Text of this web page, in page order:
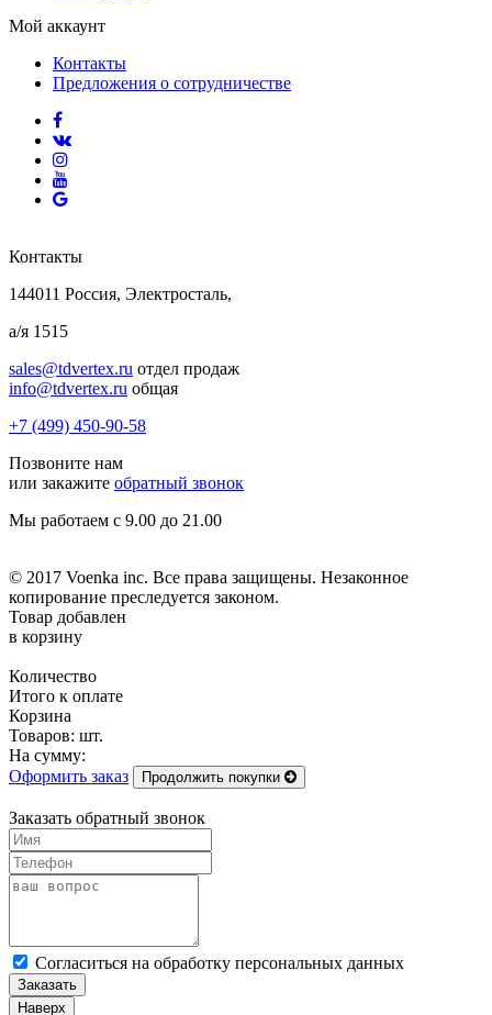
Мой аккаунт
Контакты
Предложения о сотрудничестве
Контакты
144011 Россия, Электросталь,
а/я 1515
sales@tdvertex.ru отдел продаж
info@tdvertex.ru общая
+7 (499) 450-90-58
Позвоните нам
или закажите обратный звонок
Мы работаем с 9.00 до 21.00
© 2017 Voenka inc. Все права защищены. Незаконное
копирование преследуется законом.
Товар добавлен
в корзину
Количество
Итого к оплате
Корзина
Товаров: шт.
На сумму:
Оформить заказ
Продолжить покупки
Заказать обратный звонок
Cогласиться на обработку персональных данных
Заказать
Наверх